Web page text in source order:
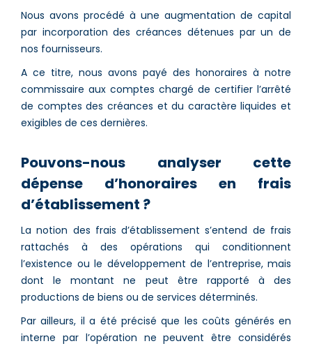
Nous avons procédé à une augmentation de capital
par incorporation des créances détenues par un de
nos fournisseurs.
A ce titre, nous avons payé des honoraires à notre
commissaire aux comptes chargé de certifier l’arrêté
de comptes des créances et du caractère liquides et
exigibles de ces dernières.
Pouvons-nous analyser cette
dépense d’honoraires en frais
d’établissement ?
La notion des frais d’établissement s’entend de frais
rattachés à des opérations qui conditionnent
l’existence ou le développement de l’entreprise, mais
dont le montant ne peut être rapporté à des
productions de biens ou de services déterminés.
Par ailleurs, il a été précisé que les coûts générés en
interne par l’opération ne peuvent être considérés